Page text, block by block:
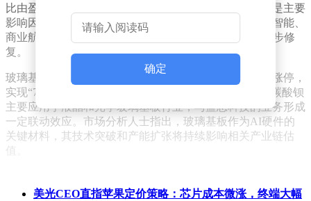
比由盈转亏。公司解释称，智能手机与电脑类收入减少是主要
影响因素。不过，华鑫证券分析认为，蓝思科技在具身智能、
商业航天及AI算力等赛道的前瞻布局，有望推动业绩逐步修
复。
玻璃基板概念股今日整体表现活跃。红星发展早盘快速涨停，
实现“7天5板”。该公司2025年年报显示，其生产的高纯碳酸钡
主要应用于液晶和光学玻璃基板行业，与蓝思科技的业务形成
一定联动效应。市场分析人士指出，玻璃基板作为AI硬件的
关键材料，其技术突破和产能扩张将持续影响相关产业链估
值。
确定
美光CEO直指苹果定价策略：芯片成本微涨，终端大幅